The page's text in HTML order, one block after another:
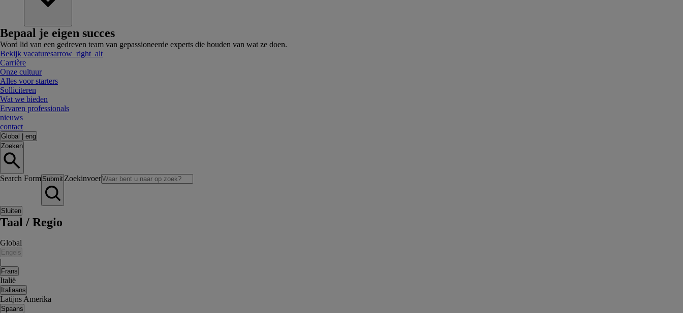
Bepaal je eigen succes
Word lid van een gedreven team van gepassioneerde experts die houden van wat ze doen.
Bekijk vacaturesarrow_right_alt
Carrière
Onze cultuur
Alles voor starters
Solliciteren
Wat we bieden
Ervaren professionals
nieuws
contact
Global
eng
Zoeken
Search Form Submit Zoekinvoer
Sluiten
Taal / Regio
Global
Engels
|
Frans
Italië
Italiaans
Latijns Amerika
Spaans